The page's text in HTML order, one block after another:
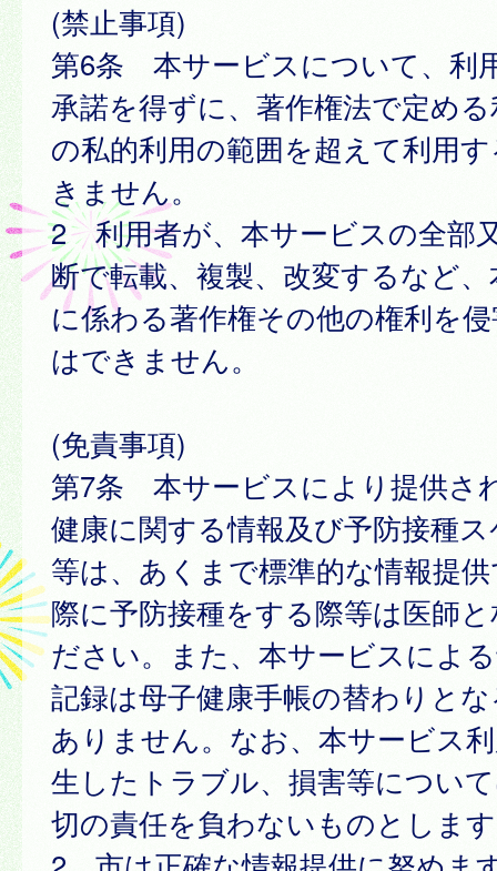
(禁止事項)
第6条 本サービスについて、利
承諾を得ずに、著作権法で定め
の私的利用の範囲を超えて利用
きません。
2 利用者が、本サービスの全部
断で転載、複製、改変するなど
に係わる著作権その他の権利を
はできません。
(免責事項)
第7条 本サービスにより提供さ
健康に関する情報及び予防接種
等は、あくまで標準的な情報提
際に予防接種をする際等は医師
ださい。また、本サービスによ
記録は母子健康手帳の替わりと
ありません。なお、本サービス
生したトラブル、損害等につい
切の責任を負わないものとしま